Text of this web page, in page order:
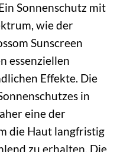
Sonnenschutz mit
wie der
Sunscreen
essenziellen
Effekte. Die
in
eine der
die Haut langfristig
zu erhalten. Die